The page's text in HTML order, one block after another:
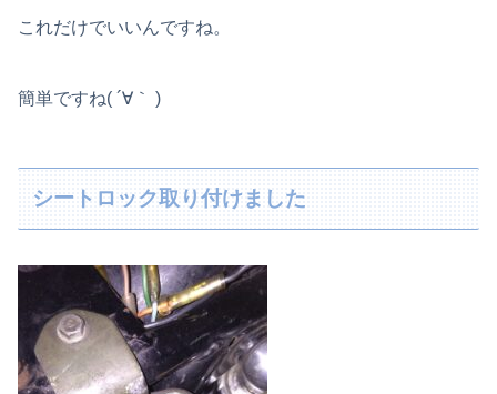
これだけでいいんですね。
簡単ですね( ´∀｀ )
シートロック取り付けました